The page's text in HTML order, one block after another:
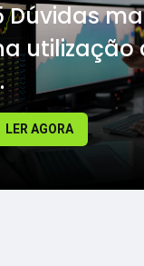
Dúvidas
utilização
LER AGORA